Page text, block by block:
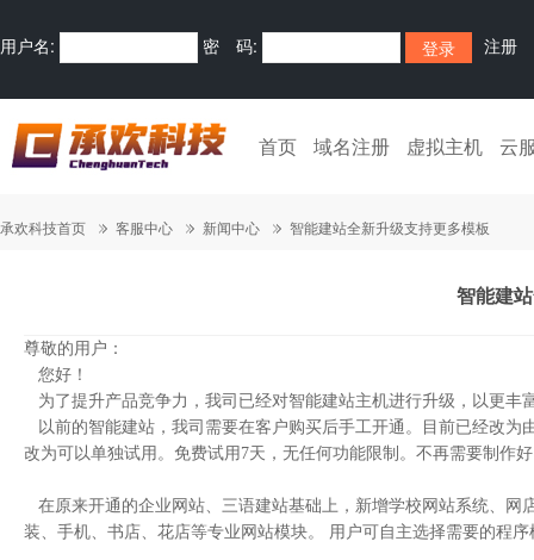
用户名: 密 码: 注册
首页 域名注册 虚拟主机 云
承欢科技首页 客服中心 新闻中心 智能建站全新升级支持更多模板
智能建
尊敬的用户：
您好！
为了提升产品竞争力，我司已经对智能建站主机进行升级，以更丰
以前的智能建站，我司需要在客户购买后手工开通。目前已经改为
改为可以单独试用。免费试用7天，无任何功能限制。不再需要制作
在原来开通的企业网站、三语建站基础上，新增学校网站系统、网
装、手机、书店、花店等专业网站模块。 用户可自主选择需要的程